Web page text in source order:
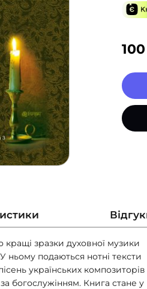
100
зразки духовної музики
ньому подаються нотні тексти
українських композиторів
богослужінням. Книга стане у